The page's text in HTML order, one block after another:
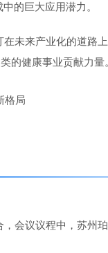
的巨大应用潜力。
未来产业化的道路
的健康事业贡献力量
会议议程中，苏州